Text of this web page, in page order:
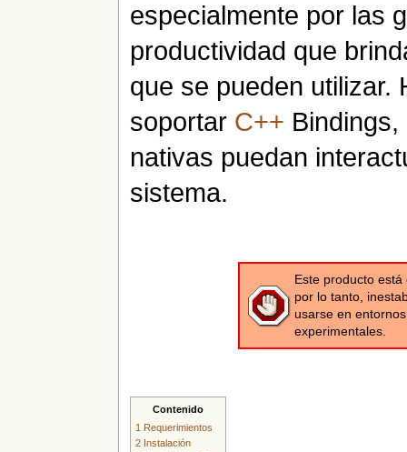
especialmente por las
productividad que
que se pueden utilizar.
soportar C++
nativas puedan
sistema.
Este producto
por lo tanto,
usarse en
experimentales.
Contenido
1 Requerimientos
2 Instalación